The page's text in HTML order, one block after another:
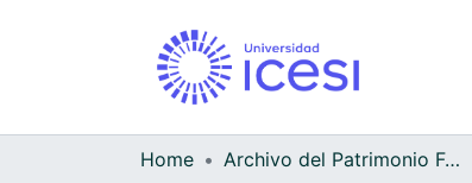
Home Archivo del Patrimonio Fotográfico y Fílmico del Valle del Cauca